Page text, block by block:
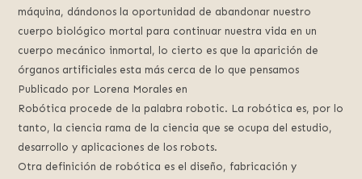
máquina, dándonos la oportunidad de abandonar nuestro
cuerpo biológico mortal para continuar nuestra vida en un
cuerpo mecánico inmortal, lo cierto es que la aparición de
órganos artificiales esta más cerca de lo que pensamos
Publicado por Lorena Morales en
Robótica procede de la palabra robotic. La robótica es, por lo
tanto, la ciencia rama de la ciencia que se ocupa del estudio,
desarrollo y aplicaciones de los robots.
Otra definición de robótica es el diseño, fabricación y